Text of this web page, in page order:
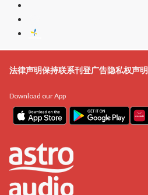
法律声明保持联系刊登广告隐私权声明
Download our App